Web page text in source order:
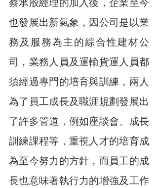
蔡承殷經理的加入後，企業至今
也發展出新氣象，因公司是以業
務及服務為主的綜合性建材公
司，業務人員及運輸貨運人員都
須經過專門的培育與訓練，兩人
為了員工成長及職涯規劃發展出
了許多管道，例如座談會、成長
訓練課程等，重視人才的培育成
為至今努力的方針，而員工的成
長也意味著執行力的增強及工作